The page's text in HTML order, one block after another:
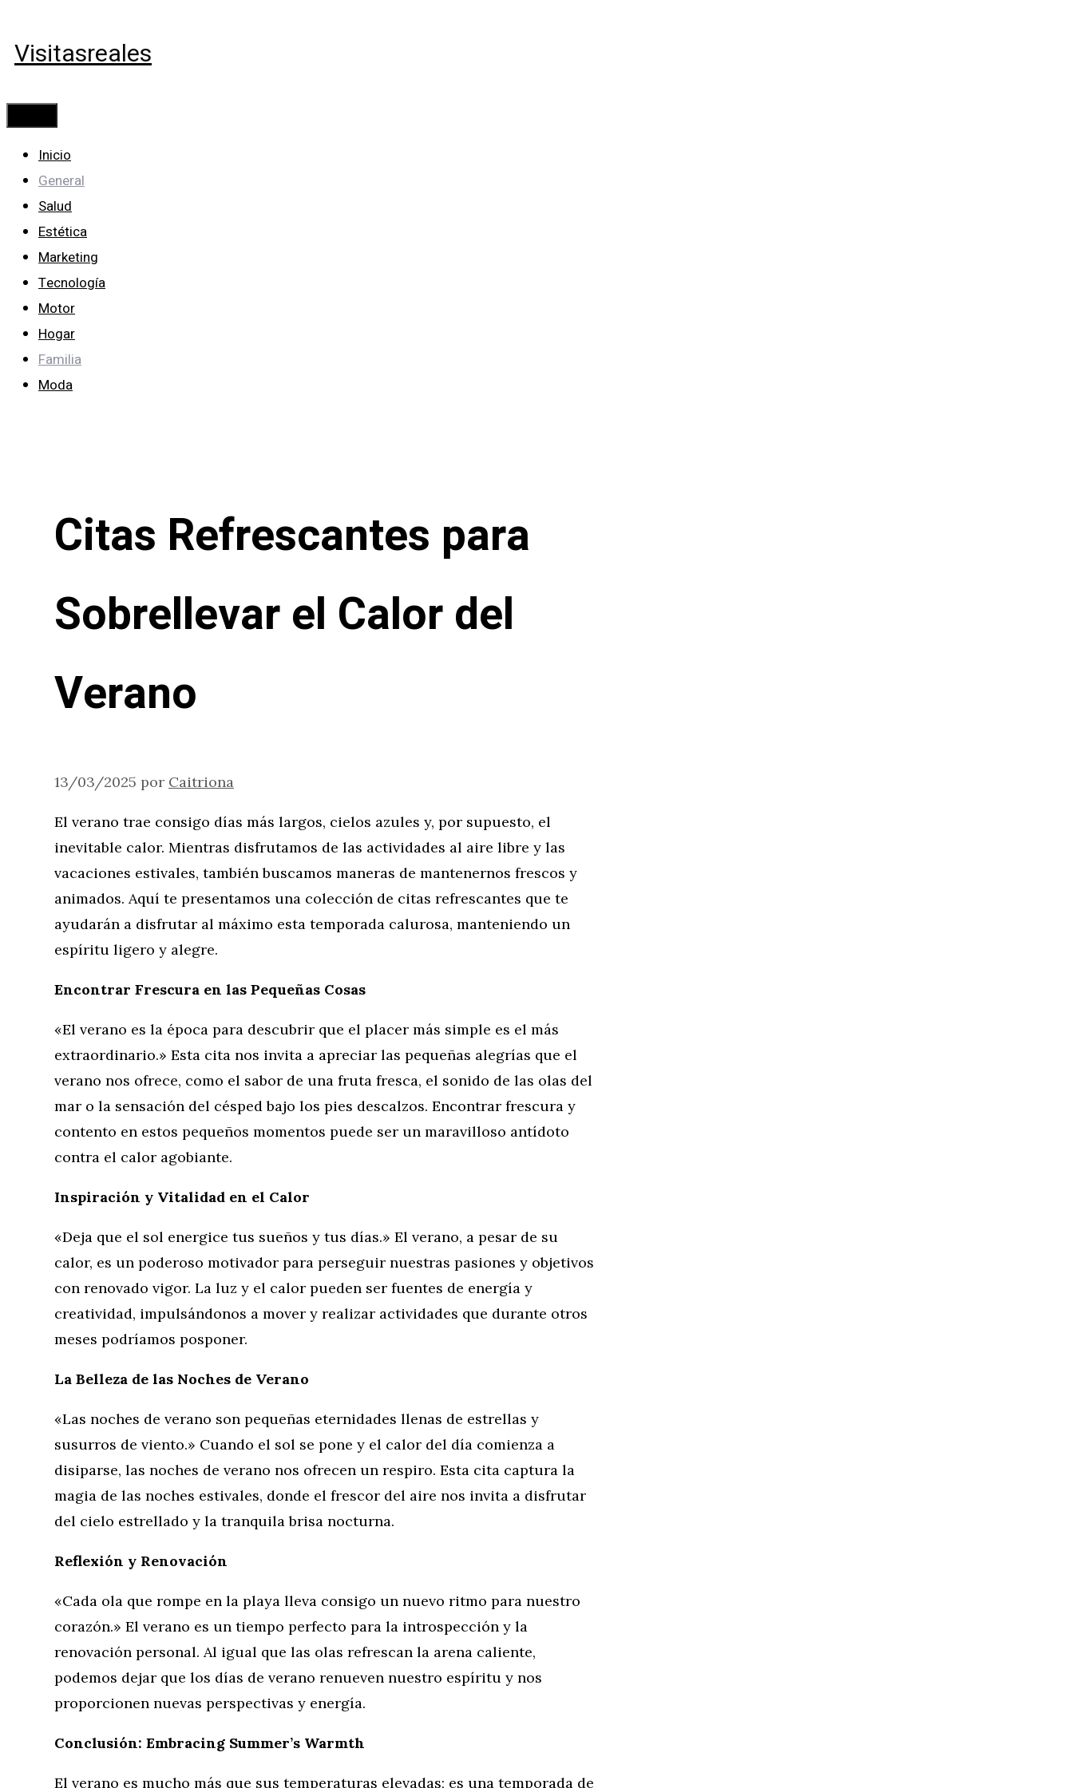
al
contenido
Visitasreales
Inicio
General
Salud
Estética
Marketing
Tecnología
Motor
Hogar
Familia
Moda
Citas Refrescantes para
Sobrellevar el Calor del
Verano
13/03/2025 por Caitriona
El verano trae consigo días más largos, cielos azules y, por supuesto, el
inevitable calor. Mientras disfrutamos de las actividades al aire libre y las
vacaciones estivales, también buscamos maneras de mantenernos frescos y
animados. Aquí te presentamos una colección de citas refrescantes que te
ayudarán a disfrutar al máximo esta temporada calurosa, manteniendo un
espíritu ligero y alegre.
Encontrar Frescura en las Pequeñas Cosas
«El verano es la época para descubrir que el placer más simple es el más
extraordinario.» Esta cita nos invita a apreciar las pequeñas alegrías que el
verano nos ofrece, como el sabor de una fruta fresca, el sonido de las olas del
mar o la sensación del césped bajo los pies descalzos. Encontrar frescura y
contento en estos pequeños momentos puede ser un maravilloso antídoto
contra el calor agobiante.
Inspiración y Vitalidad en el Calor
«Deja que el sol energice tus sueños y tus días.» El verano, a pesar de su
calor, es un poderoso motivador para perseguir nuestras pasiones y objetivos
con renovado vigor. La luz y el calor pueden ser fuentes de energía y
creatividad, impulsándonos a mover y realizar actividades que durante otros
meses podríamos posponer.
La Belleza de las Noches de Verano
«Las noches de verano son pequeñas eternidades llenas de estrellas y
susurros de viento.» Cuando el sol se pone y el calor del día comienza a
disiparse, las noches de verano nos ofrecen un respiro. Esta cita captura la
magia de las noches estivales, donde el frescor del aire nos invita a disfrutar
del cielo estrellado y la tranquila brisa nocturna.
Reflexión y Renovación
«Cada ola que rompe en la playa lleva consigo un nuevo ritmo para nuestro
corazón.» El verano es un tiempo perfecto para la introspección y la
renovación personal. Al igual que las olas refrescan la arena caliente,
podemos dejar que los días de verano renueven nuestro espíritu y nos
proporcionen nuevas perspectivas y energía.
Conclusión: Embracing Summer’s Warmth
El verano es mucho más que sus temperaturas elevadas; es una temporada de